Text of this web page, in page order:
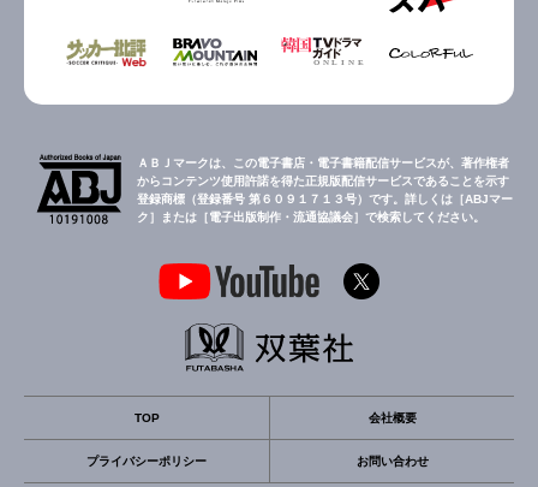
ＡＢＪマークは、この電子書店・電子書籍配信サービスが、著作権者
からコンテンツ使用許諾を得た正規版配信サービスであることを示す
登録商標（登録番号 第６０９１７１３号）です。詳しくは［ABJマー
ク］または［電子出版制作・流通協議会］で検索してください。
TOP 会社概要
プライバシーポリシー お問い合わせ